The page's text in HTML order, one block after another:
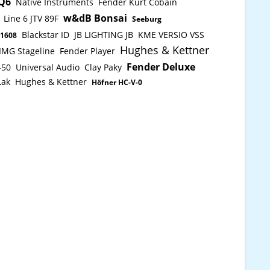
SKM 9000, Kondensator,
Superniere, nickel
Native Instruments Fender Kurt Cobain
Line 6 JTV 89F w&dB Bonsai Seeburg
Blackstar ID JB LIGHTING JB KME VERSIO VSS
IMG Stageline Fender Player Hughes & Kettner
Universal Audio Clay Paky Fender Deluxe
Hughes & Kettner Höfner HC-V-0